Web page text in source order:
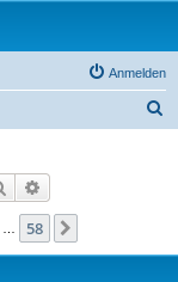
Anmelden
Suche
58